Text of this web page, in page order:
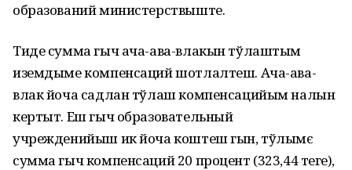
образований министерствыште.
Тиде сумма гыч ача-ава-влакын тўлаштым
иземдыме компенсаций шотлалтеш. Ача-ава-
влак йоча садлан тўлаш компенсацийым налын
кертыт. Еш гыч образовательный
учрежденийыш ик йоча коштеш гын, тўлымє
сумма гыч компенсаций 20 процент (323,44 теҥге),